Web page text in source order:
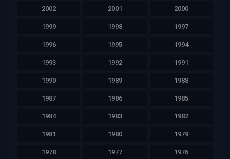
2002 2001 2000
1999 1998 1997
1996 1995 1994
1993 1992 1991
1990 1989 1988
1987 1986 1985
1984 1983 1982
1981 1980 1979
1978 1977 1976